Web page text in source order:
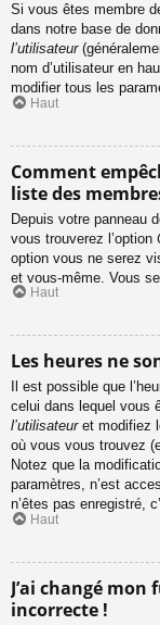
Si vous êtes membre
dans notre base de
l’utilisateur
nom d’utilisateur en
modifier tous les
Haut
Comment
liste des
Depuis votre panneau
vous trouverez l’option
option vous ne serez
et vous-même. Vous
Haut
Les heures ne
Il est possible que
celui dans lequel vous
l’utilisateuret modifiez
où vous vous trouvez
Notez que la
paramètres, n’est
n’êtes pas enregistré,
Haut
J’ai changé
incorrecte !